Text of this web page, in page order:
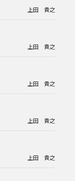
上田 貴之
上田 貴之
上田 貴之
上田 貴之
上田 貴之